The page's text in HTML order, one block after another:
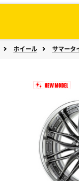
ホイール サマータ